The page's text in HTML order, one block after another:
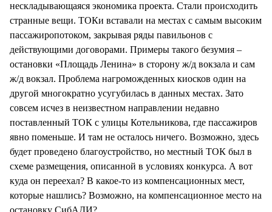
нескладывающаяся экономика проекта. Стали происходить
странные вещи. ТОКи вставали на местах с самым высоким
пассажиропотоком, закрывая ряды павильонов с
действующими договорами. Примеры такого безумия –
остановки «Площадь Ленина» в сторону ж/д вокзала и сам
ж/д вокзал. Проблема нагроможденных киосков один на
другой многократно усугубилась в данных местах. Зато
совсем исчез в неизвестном направлении недавно
поставленный ТОК с улицы Котельникова, где пассажиров
явно поменьше. И там не осталось ничего. Возможно, здесь
будет проведено благоустройство, но местный ТОК был в
схеме размещения, описанной в условиях конкурса. А вот
куда он переехал? В какое-то из компенсационных мест,
которые нашлись? Возможно, на компенсационное место на